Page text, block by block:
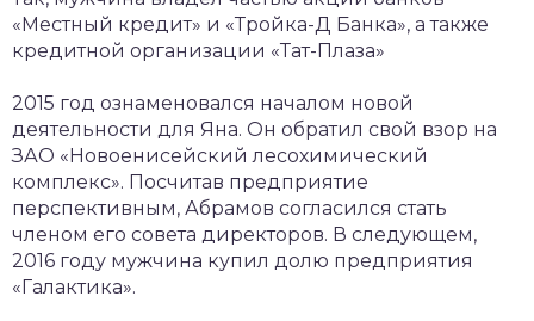
«Местный кредит» и «Тройка-Д Банка», а также
кредитной организации «Тат-Плаза»
2015 год ознаменовался началом новой
деятельности для Яна. Он обратил свой взор на
ЗАО «Новоенисейский лесохимический
комплекс». Посчитав предприятие
перспективным, Абрамов согласился стать
членом его совета директоров. В следующем,
2016 году мужчина купил долю предприятия
«Галактика».